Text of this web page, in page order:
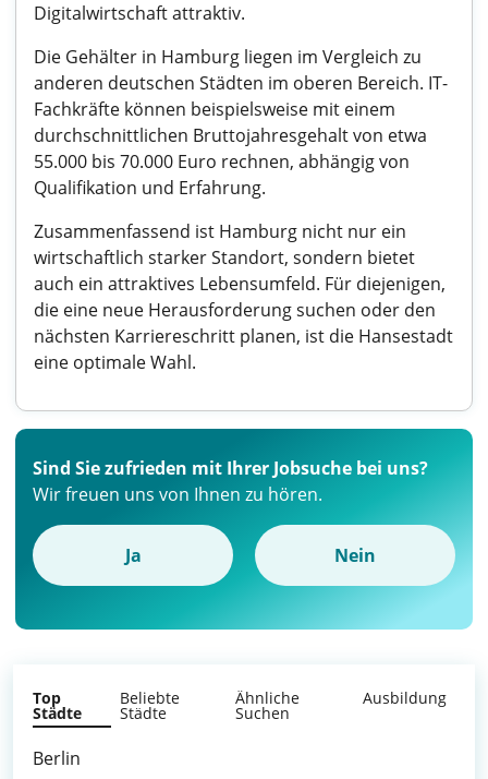
Digitalwirtschaft attraktiv.
Die Gehälter in Hamburg liegen im Vergleich zu
anderen deutschen Städten im oberen Bereich. IT-
Fachkräfte können beispielsweise mit einem
durchschnittlichen Bruttojahresgehalt von etwa
55.000 bis 70.000 Euro rechnen, abhängig von
Qualifikation und Erfahrung.
Zusammenfassend ist Hamburg nicht nur ein
wirtschaftlich starker Standort, sondern bietet
auch ein attraktives Lebensumfeld. Für diejenigen,
die eine neue Herausforderung suchen oder den
nächsten Karriereschritt planen, ist die Hansestadt
eine optimale Wahl.
Sind Sie zufrieden mit Ihrer Jobsuche bei uns?
Wir freuen uns von Ihnen zu hören.
Ja Nein
Top
Städte
Beliebte
Städte
Ähnliche
Suchen
Ausbildung
Berlin